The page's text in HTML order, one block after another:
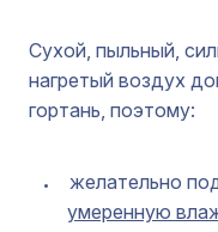
Сухой, пыльный,
нагретый воздух
гортань, поэтому:
желательно
умеренную